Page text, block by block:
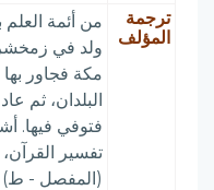
ترجمة
المؤلف
من أئمة العلم
ولد في
مكة فجاور
البلدان، ثم
فتوفي فيها.
تفسير
(المفصل - ط)